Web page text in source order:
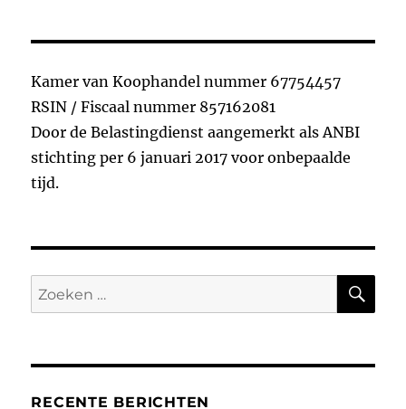
Kamer van Koophandel nummer 67754457
RSIN / Fiscaal nummer 857162081
Door de Belastingdienst aangemerkt als ANBI
stichting per 6 januari 2017 voor onbepaalde
tijd.
Zoeken
naar:
RECENTE BERICHTEN